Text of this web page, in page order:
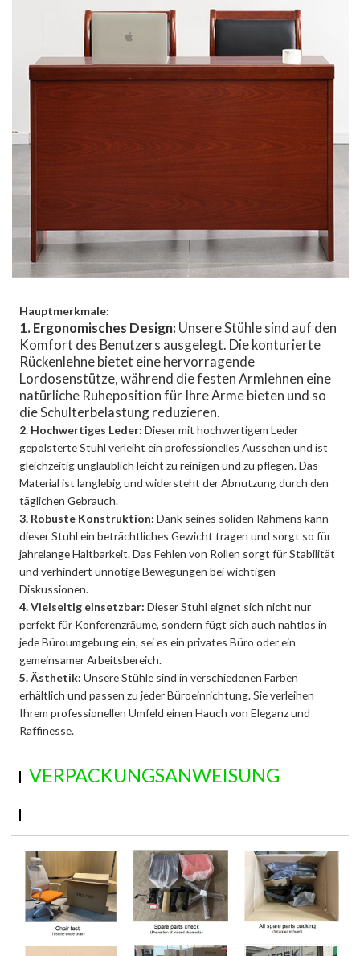
Hauptmerkmale:
1. Ergonomisches Design: Unsere Stühle sind auf den
Komfort des Benutzers ausgelegt. Die konturierte
Rückenlehne bietet eine hervorragende
Lordosenstütze, während die festen Armlehnen eine
natürliche Ruheposition für Ihre Arme bieten und so
die Schulterbelastung reduzieren.
2. Hochwertiges Leder: Dieser mit hochwertigem Leder
gepolsterte Stuhl verleiht ein professionelles Aussehen und ist
gleichzeitig unglaublich leicht zu reinigen und zu pflegen. Das
Material ist langlebig und widersteht der Abnutzung durch den
täglichen Gebrauch.
3. Robuste Konstruktion: Dank seines soliden Rahmens kann
dieser Stuhl ein beträchtliches Gewicht tragen und sorgt so für
jahrelange Haltbarkeit. Das Fehlen von Rollen sorgt für Stabilität
und verhindert unnötige Bewegungen bei wichtigen
Diskussionen.
4. Vielseitig einsetzbar: Dieser Stuhl eignet sich nicht nur
perfekt für Konferenzräume, sondern fügt sich auch nahtlos in
jede Büroumgebung ein, sei es ein privates Büro oder ein
gemeinsamer Arbeitsbereich.
5. Ästhetik: Unsere Stühle sind in verschiedenen Farben
erhältlich und passen zu jeder Büroeinrichtung. Sie verleihen
Ihrem professionellen Umfeld einen Hauch von Eleganz und
Raffinesse.
VERPACKUNGSANWEISUNG